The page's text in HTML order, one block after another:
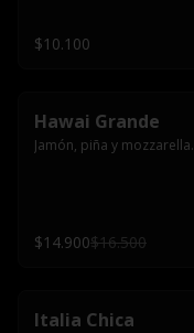
$10.100
Hawai Grande
Jamón, piña y mozzarella.
$14.900$16.500
Italia Chica